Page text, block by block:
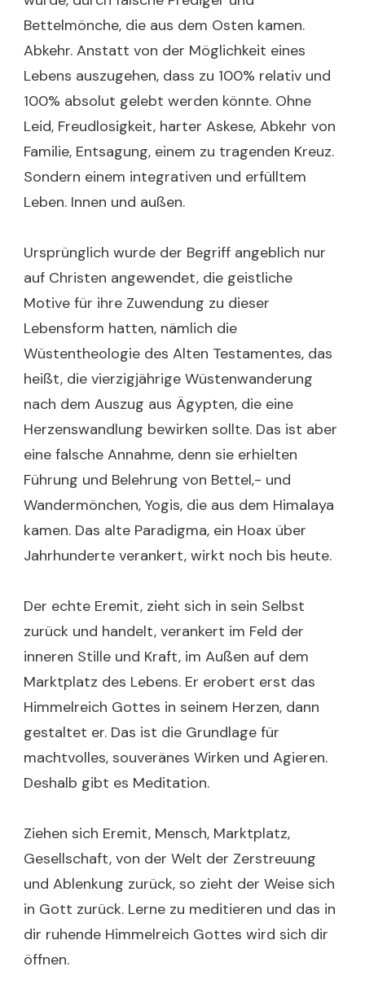
Bettelmönche, die aus dem Osten kamen.
Abkehr. Anstatt von der Möglichkeit eines
Lebens auszugehen, dass zu 100% relativ und
100% absolut gelebt werden könnte. Ohne
Leid, Freudlosigkeit, harter Askese, Abkehr von
Familie, Entsagung, einem zu tragenden Kreuz.
Sondern einem integrativen und erfülltem
Leben. Innen und außen.
Ursprünglich wurde der Begriff angeblich nur
auf Christen angewendet, die geistliche
Motive für ihre Zuwendung zu dieser
Lebensform hatten, nämlich die
Wüstentheologie des Alten Testamentes, das
heißt, die vierzigjährige Wüstenwanderung
nach dem Auszug aus Ägypten, die eine
Herzenswandlung bewirken sollte. Das ist aber
eine falsche Annahme, denn sie erhielten
Führung und Belehrung von Bettel,- und
Wandermönchen, Yogis, die aus dem Himalaya
kamen. Das alte Paradigma, ein Hoax über
Jahrhunderte verankert, wirkt noch bis heute.
Der echte Eremit, zieht sich in sein Selbst
zurück und handelt, verankert im Feld der
inneren Stille und Kraft, im Außen auf dem
Marktplatz des Lebens. Er erobert erst das
Himmelreich Gottes in seinem Herzen, dann
gestaltet er. Das ist die Grundlage für
machtvolles, souveränes Wirken und Agieren.
Deshalb gibt es Meditation.
Ziehen sich Eremit, Mensch, Marktplatz,
Gesellschaft, von der Welt der Zerstreuung
und Ablenkung zurück, so zieht der Weise sich
in Gott zurück. Lerne zu meditieren und das in
dir ruhende Himmelreich Gottes wird sich dir
öffnen.